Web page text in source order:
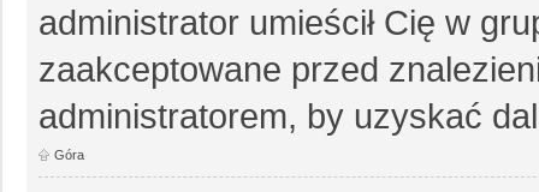
administrator umieścił Cię w
zaakceptowane przed
administratorem, by uzyskać
Góra